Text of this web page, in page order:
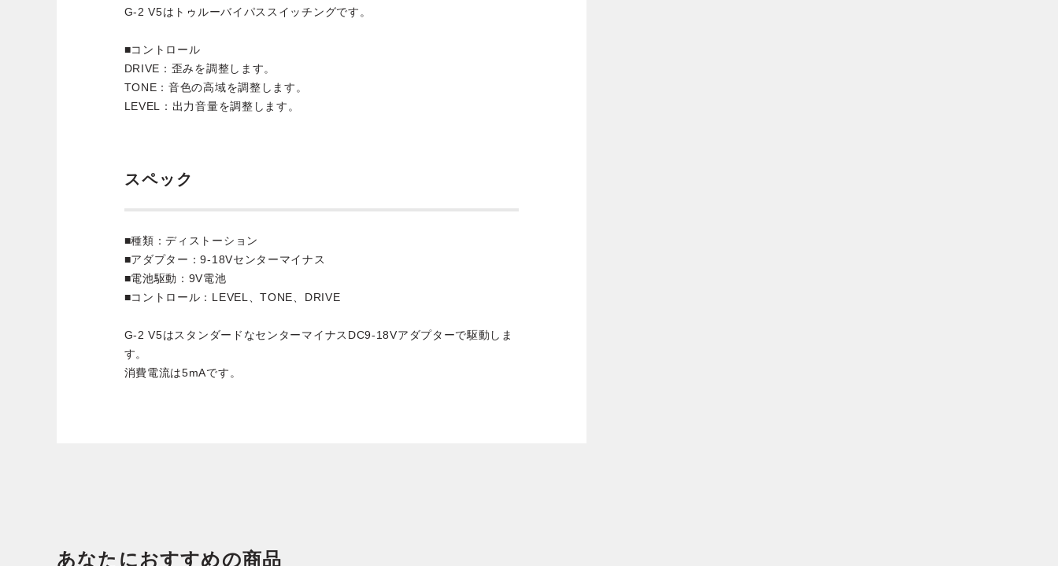
G-2 V5はトゥルーバイパススイッチングです。
■コントロール
DRIVE：歪みを調整します。
TONE：音色の高域を調整します。
LEVEL：出力音量を調整します。
スペック
■種類：ディストーション
■アダプター：9-18Vセンターマイナス
■電池駆動：9V電池
■コントロール：LEVEL、TONE、DRIVE
G-2 V5はスタンダードなセンターマイナスDC9-18Vアダプターで駆動しま
す。
消費電流は5mAです。
あなたにおすすめの商品